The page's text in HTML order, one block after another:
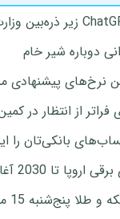
دوباره شیر خام
پیشنهادی مسکن در 10
از انتظار در
بانکی‌تان را
تا 2030 آغاز می‌شود
پنج‌شنبه 15 مرداد 1405